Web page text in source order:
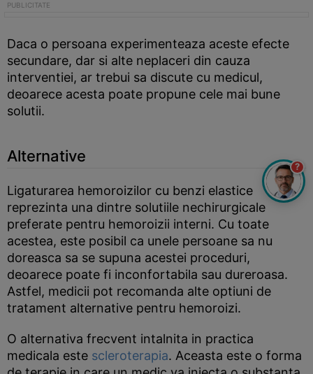
Daca o persoana experimenteaza aceste efecte
secundare, dar si alte neplaceri din cauza
interventiei, ar trebui sa discute cu medicul,
deoarece acesta poate propune cele mai bune
solutii.
Alternative
Ligaturarea hemoroizilor cu benzi elastice
reprezinta una dintre solutiile nechirurgicale
preferate pentru hemoroizii interni. Cu toate
acestea, este posibil ca unele persoane sa nu
doreasca sa se supuna acestei proceduri,
deoarece poate fi inconfortabila sau dureroasa.
Astfel, medicii pot recomanda alte optiuni de
tratament alternative pentru hemoroizi.
O alternativa frecvent intalnita in practica
medicala este scleroterapia. Aceasta este o forma
?